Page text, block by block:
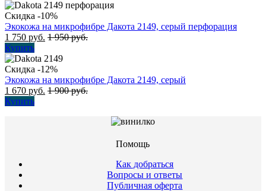
Скидка -10%
Экокожа на микрофибре Дакота 2149, серый перфорация
1 750 руб. 1 950руб.
Купить
Скидка -12%
Экокожа на микрофибре Дакота 2149, серый
1 670 руб. 1 900руб.
Купить
Помощь
Как добраться
Вопросы и ответы
Публичная оферта